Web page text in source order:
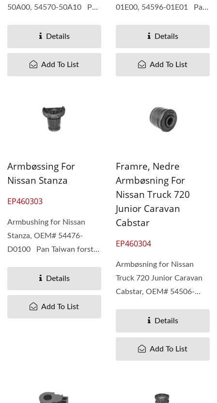
50A00, 54570-50A10 Pan
Details
Add To List
01E00, 54596-01E01 Pan
Details
Add To List
Armbøssing For
Nissan Stanza
EP460303
Armbushing for Nissan
Stanza, OEM# 54476-
D0100 Pan Taiwan forstår
kundene...
Details
Add To List
Framre, Nedre
Armbøsning For
Nissan Truck 720
Junior Caravan
Cabstar
EP460304
Armbøsning for Nissan
Truck 720 Junior Caravan
Cabstar, OEM# 54506-
Details
Add To List